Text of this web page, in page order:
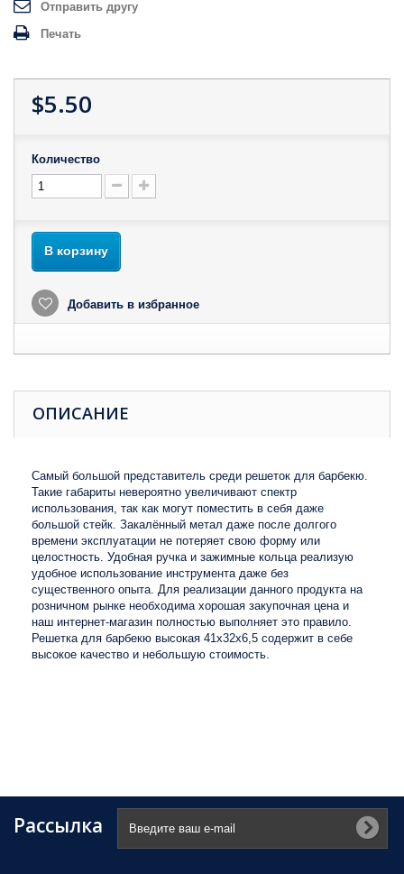
Отправить другу
Печать
$5.50
Количество
В корзину
Добавить в избранное
ОПИСАНИЕ
Самый большой представитель среди решеток для барбекю.
Такие габариты невероятно увеличивают спектр
использования, так как могут поместить в себя даже
большой стейк. Закалённый метал даже после долгого
времени эксплуатации не потеряет свою форму или
целостность. Удобная ручка и зажимные кольца реализую
удобное использование инструмента даже без
существенного опыта. Для реализации данного продукта на
розничном рынке необходима хорошая закупочная цена и
наш интернет-магазин полностью выполняет это правило.
Решетка для барбекю высокая 41x32x6,5 содержит в себе
высокое качество и небольшую стоимость.
Рассылка